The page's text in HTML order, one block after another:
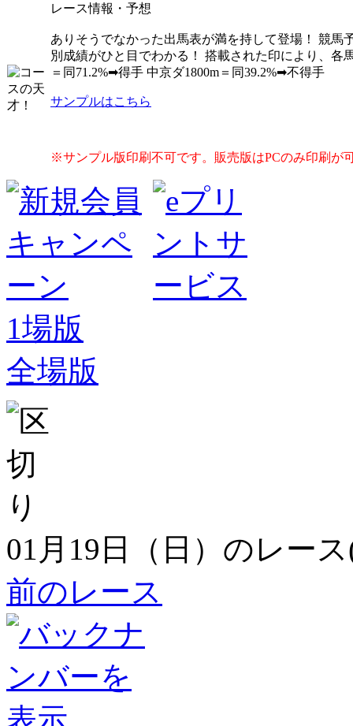
レース情報・予想
ありそうでなかった出馬表が満を持して登場！ 競
別成績がひと目でわかる！ 搭載された印により、各
＝同71.2%➡得手 中京ダ1800m＝同39.2%➡不得手
サンプルはこちら
※サンプル版印刷不可です。販売版はPCのみ印刷が
1場版
全場版
01月19日（日）のレー
前のレース